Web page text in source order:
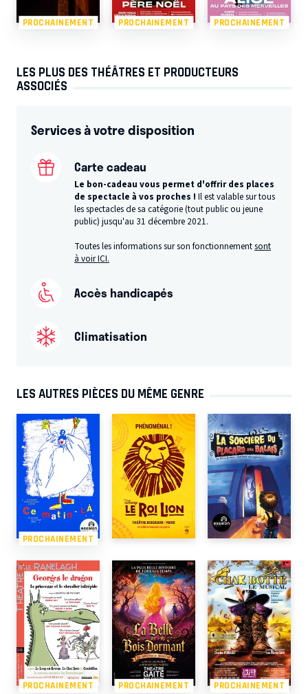
PROCHAINEMENT PROCHAINEMENT PROCHAINEMENT
LES PLUS DES THÉÂTRES ET PRODUCTEURS
ASSOCIÉS
Services à votre disposition
Carte cadeau
Le bon-cadeau vous permet d'offrir des places
de spectacle à vos proches ! Il est valable sur tous
les spectacles de sa catégorie (tout public ou jeune
public) jusqu'au 31 décembre 2021.
Toutes les informations sur son fonctionnementsont
à voir ICI.
Accès handicapés
Climatisation
LES AUTRES PIÈCES DU MÊME GENRE
PROCHAINEMENT
PROCHAINEMENT PROCHAINEMENT PROCHAINEMENT